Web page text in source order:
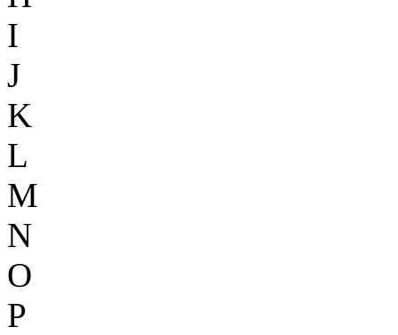
I
J
K
L
M
N
O
P